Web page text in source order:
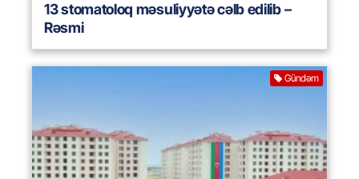
13 stomatoloq məsuliyyətə cəlb edilib –
Rəsmi
Gündəm